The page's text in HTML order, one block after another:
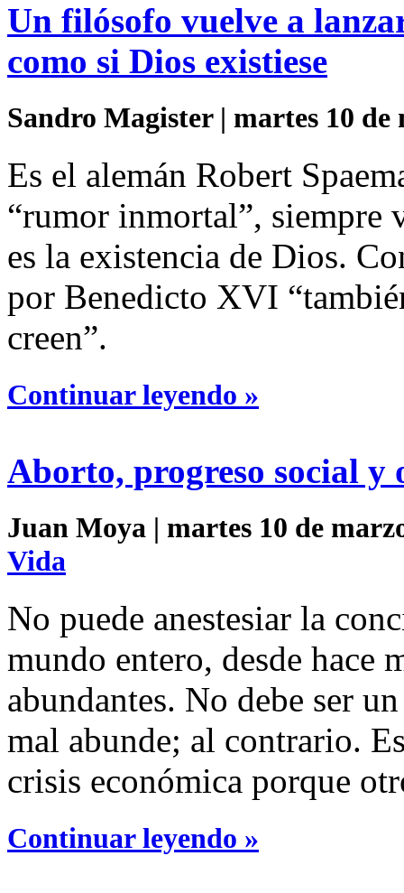
Un filósofo vuelve a
como si Dios existiese
Sandro Magister | martes 10
Es el alemán Robert
“rumor inmortal”, siempre
es la existencia de Dios.
por Benedicto XVI
creen”.
Continuar leyendo »
Aborto, progreso social y
Juan Moya | martes 10 de
Vida
No puede anestesiar la
mundo entero, desde hace
abundantes. No debe ser
mal abunde; al contrario.
crisis económica porque
Continuar leyendo »